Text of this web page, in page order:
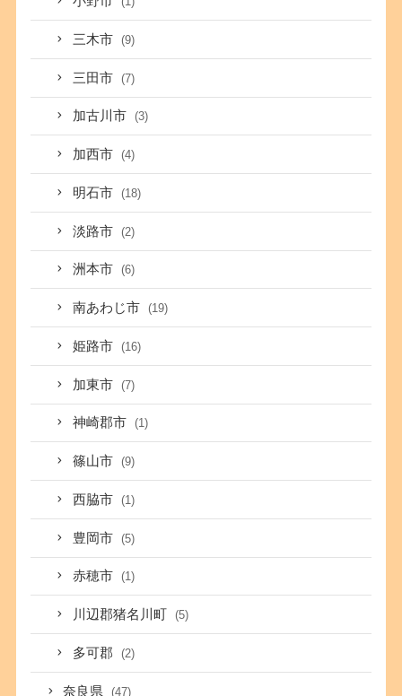
三木市 (9)
三田市 (7)
加古川市 (3)
加西市 (4)
明石市 (18)
淡路市 (2)
洲本市 (6)
南あわじ市 (19)
姫路市 (16)
加東市 (7)
神崎郡市 (1)
篠山市 (9)
西脇市 (1)
豊岡市 (5)
赤穂市 (1)
川辺郡猪名川町 (5)
多可郡 (2)
奈良県 (47)